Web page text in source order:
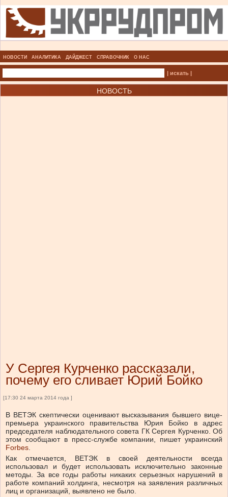
НОВОСТИ АНАЛИТИКА ДАЙДЖЕСТ СПРАВОЧНИК О НАС
| искать |
НОВОСТЬ
У Сергея Курченко рассказали,
почему его сливает Юрий Бойко
[17:30 24 марта 2014 года ]
В ВЕТЭК скептически оценивают высказывания бывшего вице-
премьера украинского правительства Юрия Бойко в адрес
председателя наблюдательного совета ГК Сергея Курченко. Об
этом сообщают в пресс-службе компании, пишет украинский
Forbes.
Как отмечается, ВЕТЭК в своей деятельности всегда
использовал и будет использовать исключительно законные
методы. За все годы работы никаких серьезных нарушений в
работе компаний холдинга, несмотря на заявления различных
лиц и организаций, выявлено не было.